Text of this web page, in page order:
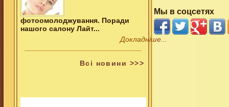
фотоомолоджування. Поради
нашого салону Лайт...
Докладніше...
Всi новини >>>
Мы в соцсетях